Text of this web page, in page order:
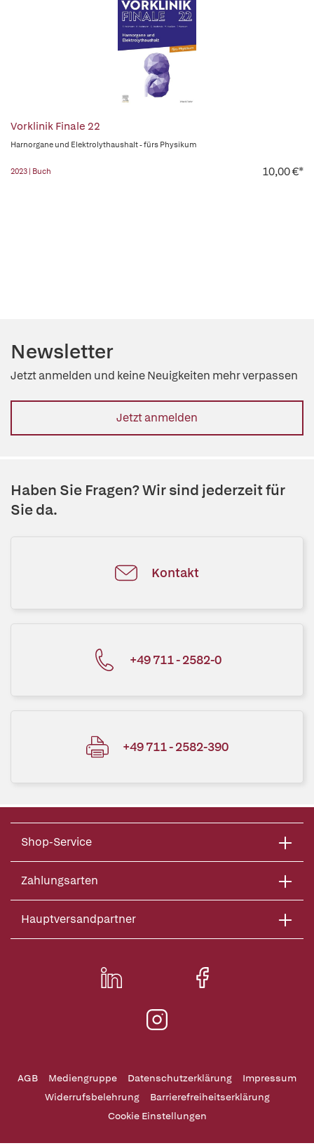
Vorklinik Finale 22
Harnorgane und Elektrolythaushalt - fürs Physikum
2023 | Buch 10,00 €*
Newsletter
Jetzt anmelden und keine Neuigkeiten mehr verpassen
Jetzt anmelden
Haben Sie Fragen? Wir sind jederzeit für
Sie da.
Kontakt
+49 711 - 2582-0
+49 711 - 2582-390
Shop-Service
Zahlungsarten
Hauptversandpartner
AGB Mediengruppe Datenschutzerklärung
Impressum
Widerrufsbelehrung
Barrierefreiheitserklärung
Cookie Einstellungen